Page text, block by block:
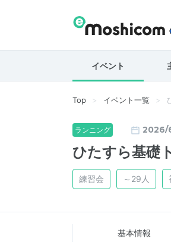
イベント
Top イベント一覧
ランニング 2026/
ひたすら基礎
練習会 ～29人
基本情報